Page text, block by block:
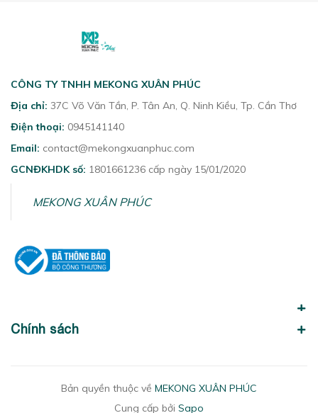
CÔNG TY TNHH MEKONG XUÂN PHÚC
Địa chỉ: 37C Võ Văn Tần, P. Tân An, Q. Ninh Kiều, Tp. Cần Thơ
Điện thoại: 0945141140
Email: contact@mekongxuanphuc.com
GCNĐKHDK số: 1801661236 cấp ngày 15/01/2020
MEKONG XUÂN PHÚC
Chính sách
Bản quyền thuộc về MEKONG XUÂN PHÚC
Cung cấp bởi Sapo